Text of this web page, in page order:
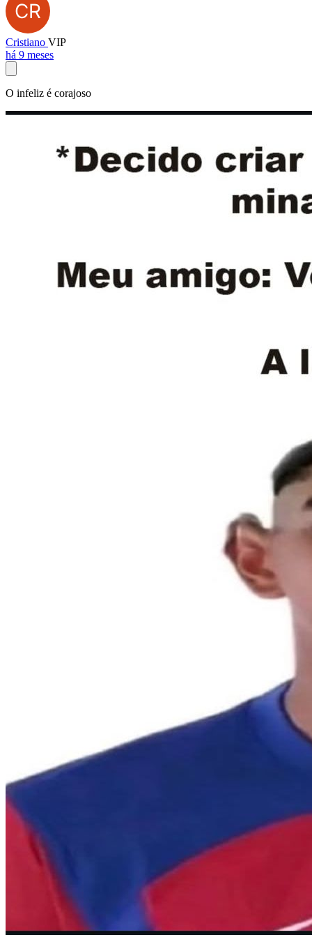
Cristiano VIP
há 9 meses
O infeliz é corajoso